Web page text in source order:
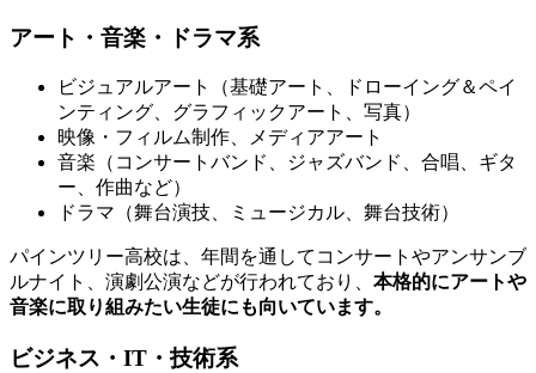
アート・音楽・ドラマ系
ビジュアルアート（基礎アート、ドローイング＆ペイ
ンティング、グラフィックアート、写真）
映像・フィルム制作、メディアアート
音楽（コンサートバンド、ジャズバンド、合唱、ギタ
ー、作曲など）
ドラマ（舞台演技、ミュージカル、舞台技術）
パインツリー高校は、年間を通してコンサートやアンサンブ
ルナイト、演劇公演などが行われており、 本格的にアートや
音楽に取り組みたい生徒にも向いています。
ビジネス・IT・技術系